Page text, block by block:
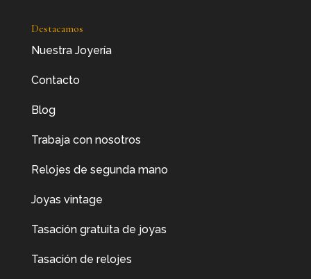
Destacamos
Nuestra Joyería
Contacto
Blog
Trabaja con nosotros
Relojes de segunda mano
Joyas vintage
Tasación gratuita de joyas
Tasación de relojes